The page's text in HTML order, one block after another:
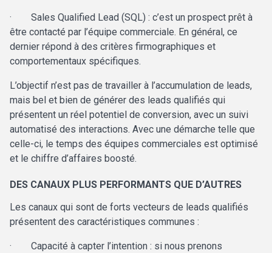
· Sales Qualified Lead (SQL) : c’est un prospect prêt à
être contacté par l’équipe commerciale. En général, ce
dernier répond à des critères firmographiques et
comportementaux spécifiques.
L’objectif n’est pas de travailler à l’accumulation de leads,
mais bel et bien de générer des leads qualifiés qui
présentent un réel potentiel de conversion, avec un suivi
automatisé des interactions. Avec une démarche telle que
celle-ci, le temps des équipes commerciales est optimisé
et le chiffre d’affaires boosté.
DES CANAUX PLUS PERFORMANTS QUE D’AUTRES
Les canaux qui sont de forts vecteurs de leads qualifiés
présentent des caractéristiques communes :
· Capacité à capter l’intention : si nous prenons